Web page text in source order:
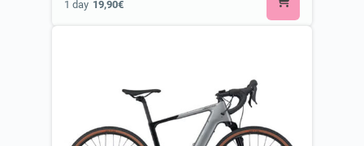
1 day 19,90€